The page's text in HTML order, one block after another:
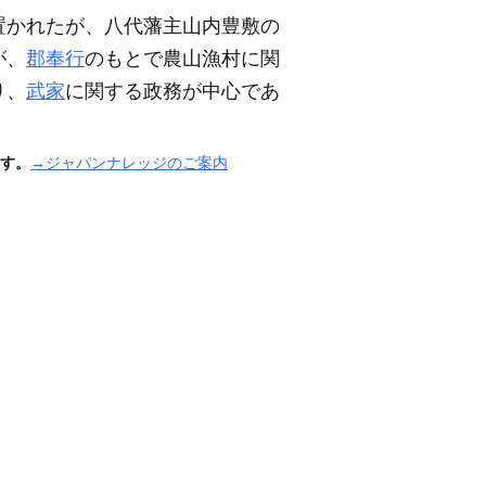
れたが、八代藩主山内豊敷の
郡奉行のもとで農山漁村に関
武家に関する政務が中心であ
。 →ジャパンナレッジのご案内